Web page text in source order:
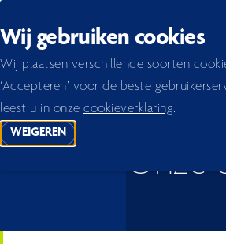
Wij gebruiken cookies
Wij plaatsen verschillende soorten
‘Accepteren’ voor de beste
leest u in onze cookieverklaring.
WEIGEREN
TRACKING SCRIPTS
Home 2026
Onze